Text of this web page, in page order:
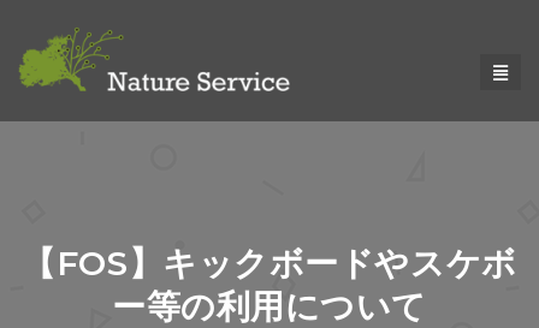
【FOS】キックボードやスケボ
ー等の利用について